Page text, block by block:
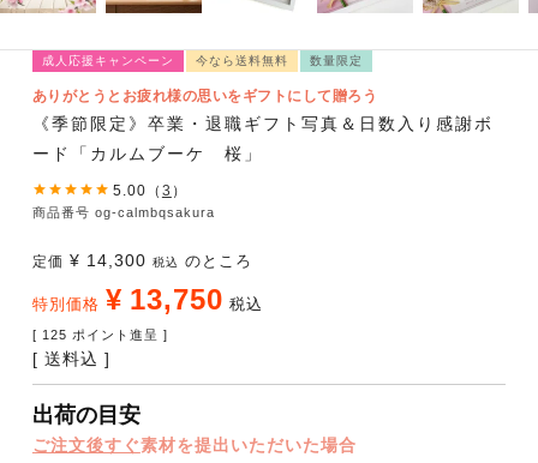
成人応援キャンペーン 今なら送料無料 数量限定
ありがとうとお疲れ様の思いをギフトにして贈ろう
《季節限定》卒業・退職ギフト写真＆日数入り感謝ボ
ード「カルムブーケ 桜」
5.00 （ 3 ）
商品番号 og-calmbqsakura
定価 ¥ 14,300 税込 のところ
特別価格 ¥ 13,750 税込
[ 125 ポイント進呈 ]
送料込
出荷の目安
ご注文後すぐ素材を提出いただいた場合